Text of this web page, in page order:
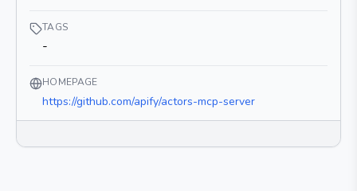
TAGS
-
HOMEPAGE
https://github.com/apify/actors-mcp-server